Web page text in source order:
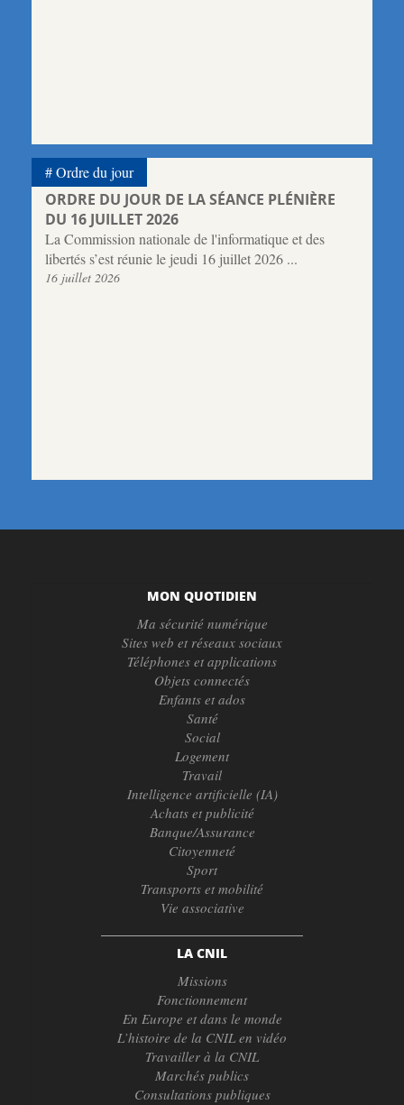
ORDRE DU JOUR DE LA SÉANCE PLÉNIÈRE
DU 16 JUILLET 2026
La Commission nationale de l'informatique et des
libertés s’est réunie le jeudi 16 juillet 2026 ...
16 juillet 2026
Ordre du jour
MON QUOTIDIEN
Ma sécurité numérique
Sites web et réseaux sociaux
Téléphones et applications
Objets connectés
Enfants et ados
Santé
Social
Logement
Travail
Intelligence artificielle (IA)
Achats et publicité
Banque/Assurance
Citoyenneté
Sport
Transports et mobilité
Vie associative
LA CNIL
Missions
Fonctionnement
En Europe et dans le monde
L’histoire de la CNIL en vidéo
Travailler à la CNIL
Marchés publics
Consultations publiques